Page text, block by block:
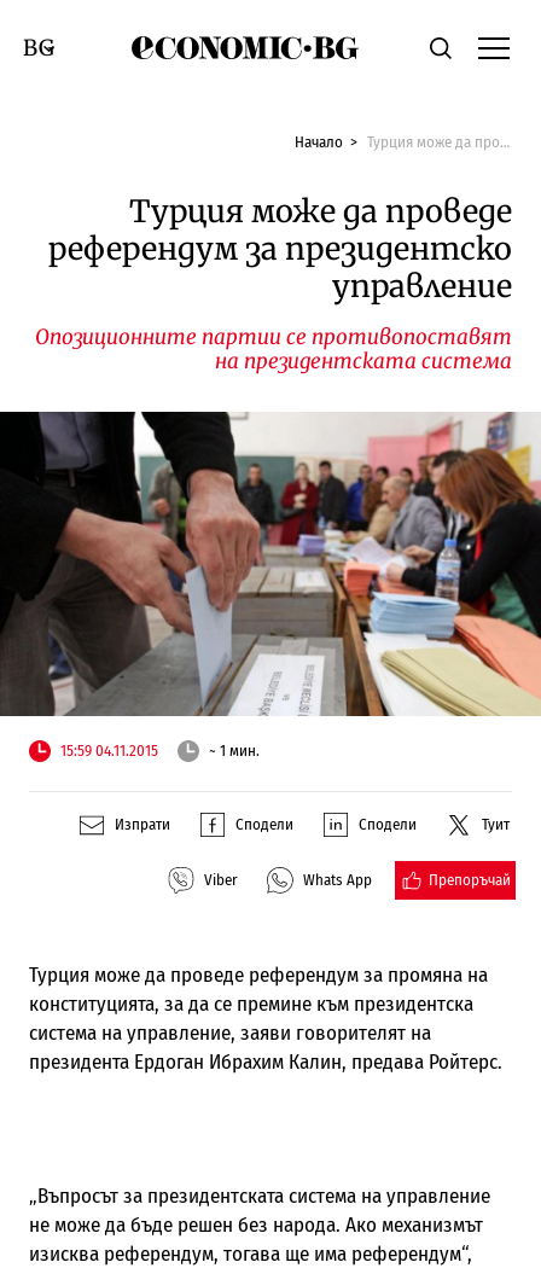
Economic.bgТърсене
Смяна на език
Начало Турция може да проведе референдум за президентско управление
Турция може да проведе
референдум за президентско
управление
Опозиционните партии се противопоставят
на президентската система
15:59 04.11.2015 ~ 1 мин.
Изпрати Сподели Сподели Туит
Viber Whats App Препоръчай
Турция може да проведе референдум за промяна на
конституцията, за да се премине към президентска
система на управление, заяви говорителят на
президента Ердоган Ибрахим Калин, предава Ройтерс.
„Въпросът за президентската система на управление
не може да бъде решен без народа. Ако механизмът
изисква референдум, тогава ще има референдум“,